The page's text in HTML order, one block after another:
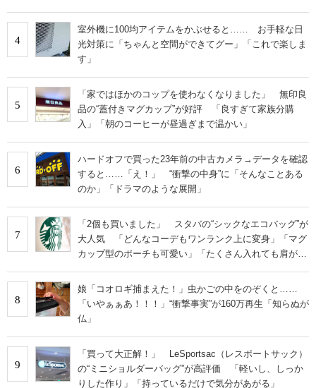
4
室外機に100均アイテムをかぶせると…… お手軽な日
光対策に「ちゃんと空間ができてグー」「これで楽しま
す」
5
「家ではほかのコップを使わなくなりました」 無印良
品の“蓋付きマグカップ”が好評 「良すぎて家族分購
入」「朝のコーヒーが昼過ぎまで温かい」
6
ハードオフで買った23年前の中古カメラ→データを確認
すると……「え！」 “衝撃の中身”に「そんなことある
のか」「ドラマのような展開」
7
「2個も買いました」 スタバの“シックなエコバッグ”が
大人気 「どんなコーデもワンランク上に変身」「マグ
カップ型のポーチも可愛い」「たくさん入れても肩が痛
8
娘「コオロギ捕まえた！」虫かごの中をのぞくと……
「いやぁぁあ！！！」“衝撃事実”が160万再生「知らぬが
仏」
9
「買って大正解！」 LeSportsac（レスポートサック）
の“ミニショルダーバッグ”が高評価 「軽いし、しっか
りした作り」「持っているだけで気分があがる」